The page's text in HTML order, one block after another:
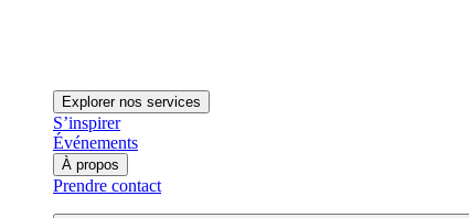
Explorer nos services
S’inspirer
Événements
À propos
Prendre contact